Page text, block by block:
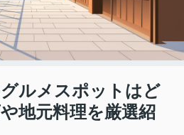
ルメスポットはど
地元料理を厳選紹